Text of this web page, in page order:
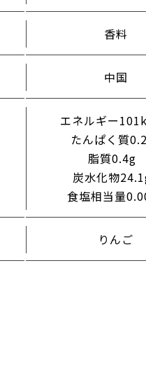
香料
中国
エネルギー
たんぱく質
脂質0.4g
炭水化物
食塩相当量
りんご